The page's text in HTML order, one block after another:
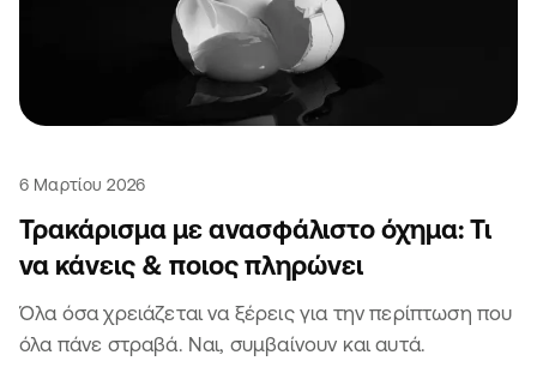
6 Μαρτίου 2026
Τρακάρισμα με ανασφάλιστο όχημα: Τι
να κάνεις & ποιος πληρώνει
Όλα όσα χρειάζεται να ξέρεις για την περίπτωση που
όλα πάνε στραβά. Ναι, συμβαίνουν και αυτά.